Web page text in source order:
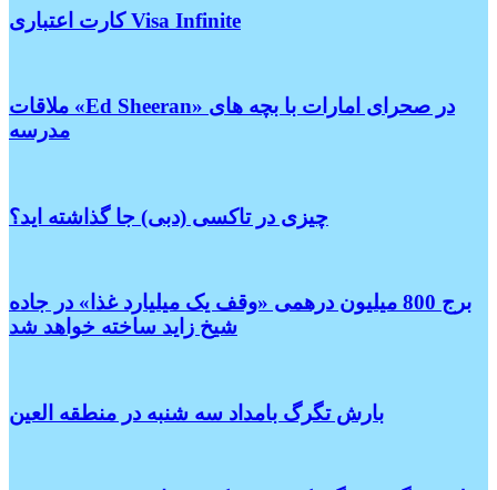
کارت اعتباری Visa Infinite
ملاقات «Ed Sheeran» در صحرای امارات با بچه های
مدرسه
چیزی در تاکسی (دبی) جا گذاشته اید؟
برج 800 میلیون درهمی «وقف یک میلیارد غذا» در جاده
شیخ زاید ساخته خواهد شد
بارش تگرگ بامداد سه شنبه در منطقه العین